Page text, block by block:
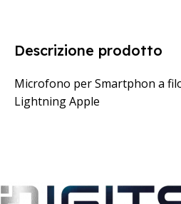
Descrizione prodotto
Microfono per Smartphon a
Lightning Apple